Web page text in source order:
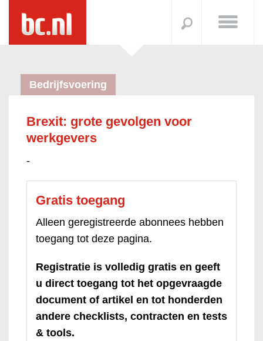
Bedrijfsvoering
Brexit: grote gevolgen voor
werkgevers
-
Gratis toegang
Alleen geregistreerde abonnees hebben
toegang tot deze pagina.
Registratie is volledig gratis en geeft
u direct toegang tot het opgevraagde
document of artikel en tot honderden
andere checklists, contracten en tests
& tools.